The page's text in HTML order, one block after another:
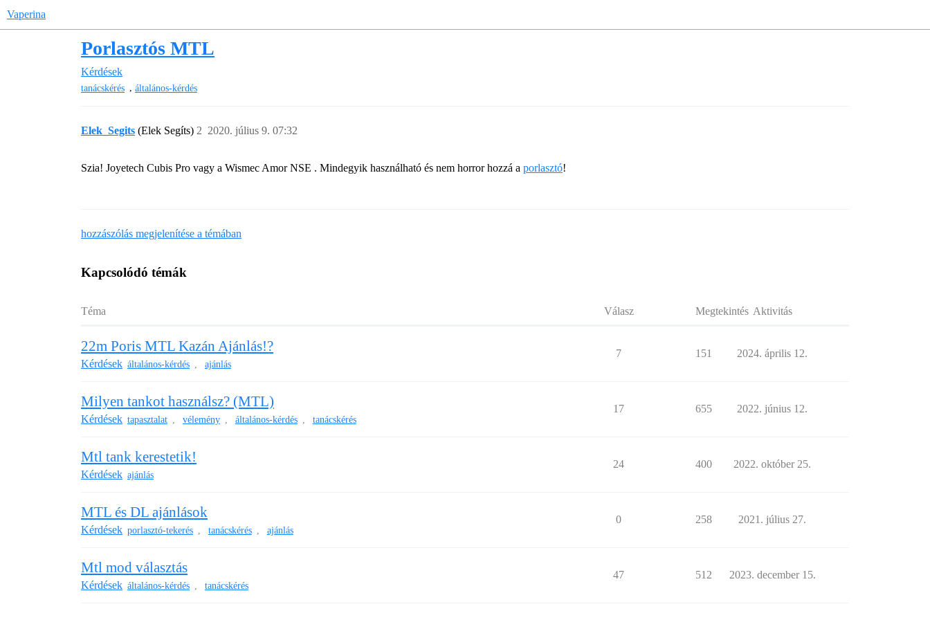
Vaperina
Porlasztós MTL
Kérdések
tanácskérés , általános-kérdés
Elek_Segits (Elek Segíts) 2020. július 9. 07:32
2
Szia! Joyetech Cubis Pro vagy a Wismec Amor NSE . Mindegyik használható és nem horror hozzá a porlasztó!
hozzászólás megjelenítése a témában
Kapcsolódó témák
Téma Válasz Megtekintés Aktivitás
22m Poris MTL Kazán Ajánlás!?
Kérdések általános-kérdés , ajánlás
7 151 2024. április 12.
Milyen tankot használsz? (MTL)
Kérdések tapasztalat , vélemény , általános-kérdés , tanácskérés
17 655 2022. június 12.
Mtl tank kerestetik!
Kérdések ajánlás
24 400 2022. október 25.
MTL és DL ajánlások
Kérdések porlasztó-tekerés , tanácskérés , ajánlás
0 258 2021. július 27.
Mtl mod választás
Kérdések általános-kérdés , tanácskérés
47 512 2023. december 15.